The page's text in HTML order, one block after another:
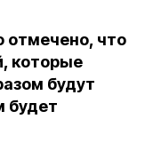
отмечено, что
которые
будут
будет